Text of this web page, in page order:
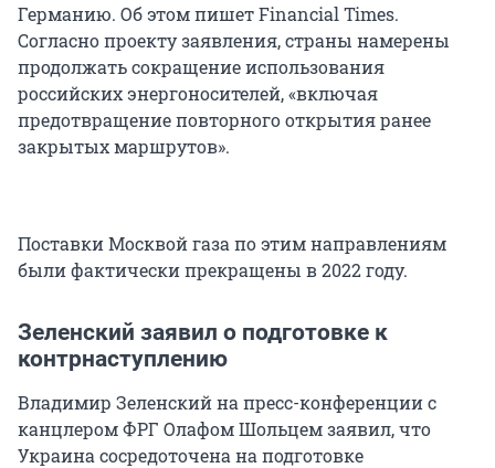
Германию. Об этом пишет Financial Times.
Согласно проекту заявления, страны намерены
продолжать сокращение использования
российских энергоносителей, «включая
предотвращение повторного открытия ранее
закрытых маршрутов».
Поставки Москвой газа по этим направлениям
были фактически прекращены в 2022 году.
Зеленский заявил о подготовке к
контрнаступлению
Владимир Зеленский на пресс-конференции с
канцлером ФРГ Олафом Шольцем заявил, что
Украина сосредоточена на подготовке